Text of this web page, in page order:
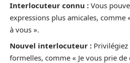
Interlocuteur connu : Vous
expressions plus amicales, comme
à vous ».
Nouvel interlocuteur :
formelles, comme « Je vous prie